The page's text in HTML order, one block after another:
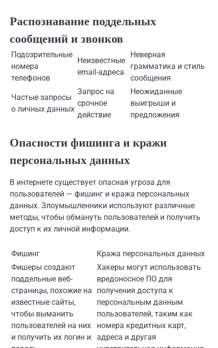
Распознавание поддельных
сообщений и звонков
Подозрительные
номера
телефонов
Неизвестные
email-адреса
Неверная
грамматика и стиль
сообщения
Частые запросы
о личных данных
Запрос на
срочное
действие
Неожиданные
выигрыши и
предложения
Опасности фишинга и кражи
персональных данных
В интернете существует опасная угроза для
пользователей — фишинг и кража персональных
данных. Злоумышленники используют различные
методы, чтобы обмануть пользователей и получить
доступ к их личной информации.
Фишинг
Кража персональных данных
Фишеры создают
поддельные веб-
страницы, похожие на
известные сайты,
чтобы выманить
пользователей на них
и получить их логин и
Хакеры могут использовать
вредоносное ПО для
получения доступа к
персональным данным
пользователей, таким как
номера кредитных карт,
адреса и другая